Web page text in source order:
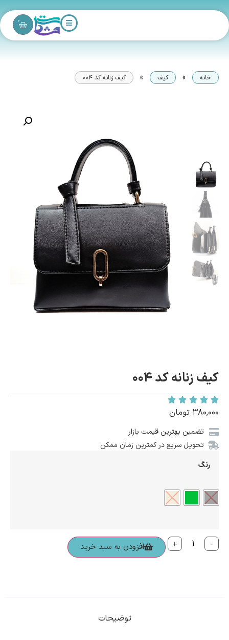
0
خانه » کیف » کیف زنانه کد ۰۰۴
کیف زنانه کد ۰۰۴
۳۸۰,۰۰۰ تومان
تضمین بهترین قیمت بازار
تحویل سریع در کمترین زمان ممکن
رنگ
-
+ افزودن به سبد خرید
توضیحات